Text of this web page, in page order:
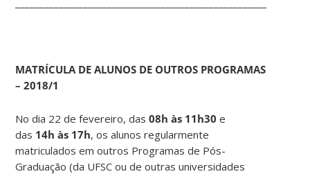
MATRÍCULA DE ALUNOS DE OUTROS PROGRAMAS
– 2018/1
No dia 22 de fevereiro, das08h às 11h30e
das 14h às 17h, os alunos regularmente
matriculados em outros Programas de Pós-
Graduação (da UFSC ou de outras universidades